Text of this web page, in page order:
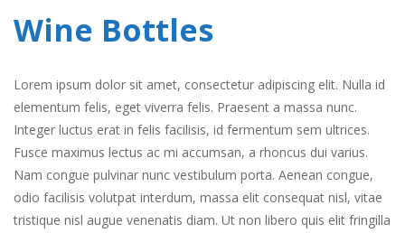
Wine Bottles
Lorem ipsum dolor sit amet, consectetur adipiscing elit. Nulla id
elementum felis, eget viverra felis. Praesent a massa nunc.
Integer luctus erat in felis facilisis, id fermentum sem ultrices.
Fusce maximus lectus ac mi accumsan, a rhoncus dui varius.
Nam congue pulvinar nunc vestibulum porta. Aenean congue,
odio facilisis volutpat interdum, massa elit consequat nisl, vitae
tristique nisl augue venenatis diam. Ut non libero quis elit fringilla